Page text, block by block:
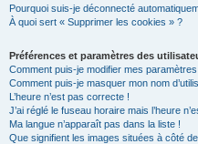
Pourquoi suis-je déconnecté
À quoi sert « Supprimer les cookies » ?
Préférences et paramètres des
Comment puis-je modifier mes
Comment puis-je masquer mon nom
L’heure n’est pas correcte !
J’ai réglé le fuseau horaire mais l’heure
Ma langue n’apparaît pas dans la liste !
Que signifient les images situées à côté